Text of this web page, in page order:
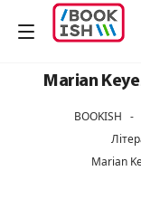
Marian
BOOKISH -
Marian